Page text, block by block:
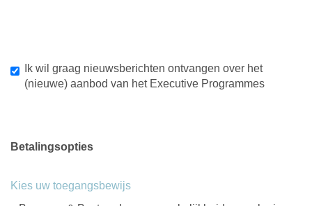
Ik wil graag nieuwsberichten ontvangen over het
(nieuwe) aanbod van het Executive Programmes
Betalingsopties
Kies uw toegangsbewijs